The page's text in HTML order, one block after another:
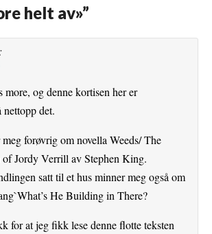
helt av»”
og denne kortisen her er
nettopp det.
forøvrig om novella Weeds/ The
of Jordy Verrill av Stephen King.
satt til et hus minner meg også om
He Building in There?
for at jeg fikk lese denne flotte teksten